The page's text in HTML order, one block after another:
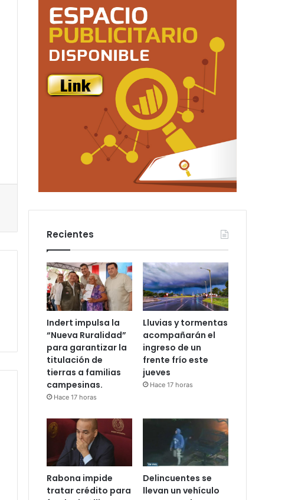
Recientes
Indert impulsa la
“Nueva Ruralidad”
para garantizar la
titulación de
tierras a familias
campesinas.
Hace 17 horas
Lluvias y tormentas
acompañarán el
ingreso de un
frente frío este
jueves
Hace 17 horas
Rabona impide
tratar crédito para
Delincuentes se
llevan un vehículo